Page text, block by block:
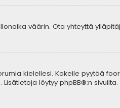
väärin. Ota yhteyttä
kielellesi. Kokeile pyytää
löytyy phpBB®:n sivuilta.